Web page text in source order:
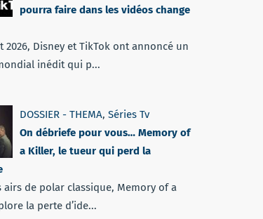
pourra faire dans les vidéos change
2026, Disney et TikTok ont annoncé un
inédit qui p...
DOSSIER - THEMA, Séries Tv
On débriefe pour vous… Memory of
a Killer, le tueur qui perd la
airs de polar classique, Memory of a
la perte d’ide...